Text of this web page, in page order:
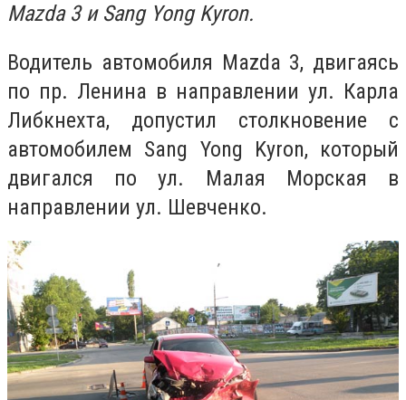
Mazda 3 и Sang Yong Kyron.
Водитель автомобиля Mazda 3, двигаясь
по пр. Ленина в направлении ул. Карла
Либкнехта, допустил столкновение с
автомобилем Sang Yong Kyron, который
двигался по ул. Малая Морская в
направлении ул. Шевченко.